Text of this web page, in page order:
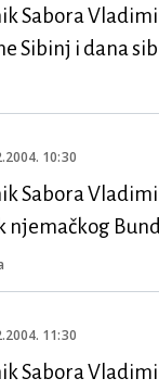
Sabora
Sibinj i dana
10:30
Sabora
njemačkog
11:30
Sabora